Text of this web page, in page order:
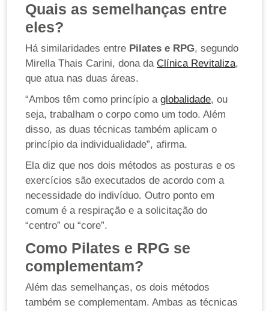
Quais as semelhanças entre
eles?
Há similaridades entre Pilates e RPG, segundo
Mirella Thais Carini, dona da Clínica Revitaliza,
que atua nas duas áreas.
“Ambos têm como princípio a globalidade, ou
seja, trabalham o corpo como um todo. Além
disso, as duas técnicas também aplicam o
princípio da individualidade”, afirma.
Ela diz que nos dois métodos as posturas e os
exercícios são executados de acordo com a
necessidade do indivíduo. Outro ponto em
comum é a respiração e a solicitação do
“centro” ou “core”.
Como Pilates e RPG se
complementam?
Além das semelhanças, os dois métodos
também se complementam. Ambas as técnicas